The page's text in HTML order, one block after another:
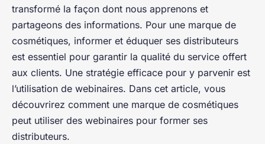
transformé la façon dont nous apprenons et
partageons des informations. Pour une marque de
cosmétiques, informer et éduquer ses distributeurs
est essentiel pour garantir la qualité du service offert
aux clients. Une stratégie efficace pour y parvenir est
l’utilisation de webinaires. Dans cet article, vous
découvrirez comment une marque de cosmétiques
peut utiliser des webinaires pour former ses
distributeurs.